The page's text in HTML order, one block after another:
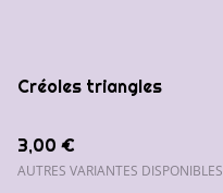
Créoles triangles
3,00 €
AUTRES VARIANTES DISPONIBLES